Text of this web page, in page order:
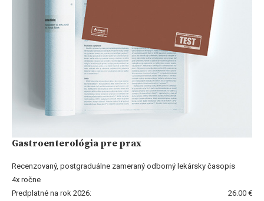
Gastroenterológia pre prax
Recenzovaný, postgraduálne zameraný odborný lekársky časopis
4x ročne
Predplatné na rok 2026:
26.00 €